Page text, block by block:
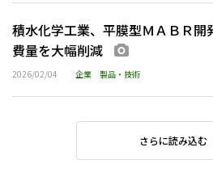
積水化学工業、平膜型ＭＡＢＲ
費量を大幅削減
2026/02/04 企業 製品・技術
さらに読み込む